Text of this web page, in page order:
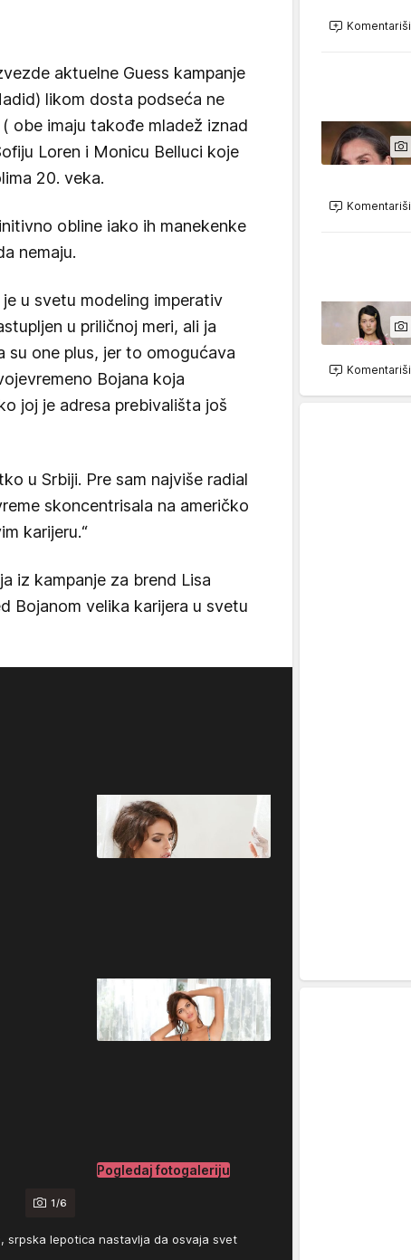
aktuelne Guess kampanje
likom dosta podseća ne
obe imaju takođe mladež iznad
Loren i Monicu Belluci koje
20. veka.
obline iako ih manekenke
nemaju.
u svetu modeling imperativ
u priličnoj meri, ali ja
su one plus, jer to omogućava
Bojana koja
joj je adresa prebivališta još
u Srbiji. Pre sam najviše radial
skoncentrisala na američko
karijeru.“
iz kampanje za brend Lisa
Bojanom velika karijera u svetu
1/6
Pogledaj fotogaleriju
srpska lepotica nastavlja da osvaja svet
Komentariši
Komentariši
Komentariši